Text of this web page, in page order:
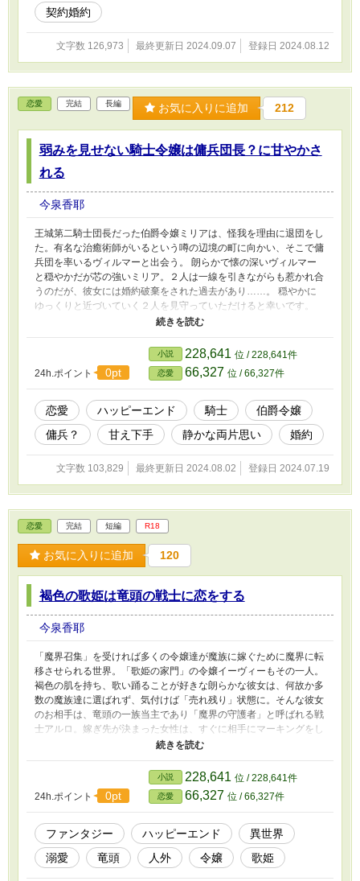
契約婚約
文字数 126,973 最終更新日 2024.09.07 登録日 2024.08.12
恋愛 完結 長編 お気に入りに追加 212
弱みを見せない騎士令嬢は傭兵団長？に甘やかさ
れる
今泉香耶
王城第二騎士団長だった伯爵令嬢ミリアは、怪我を理由に退団をし
た。有名な治癒術師がいるという噂の辺境の町に向かい、そこで傭
兵団を率いるヴィルマーと出会う。 朗らかで懐の深いヴィルマー
と穏やかだが芯の強いミリア。２人は一線を引きながらも惹かれ合
うのだが、彼女には婚約破棄をされた過去があり……。 穏やかに
ゆっくりと近づいていく２人を見守っていただけると幸いです。
※ベリーズカフェ様に同タイトルの完全版ではないものを掲載して
おります（内容は違います）
24h.ポイント 0pt
小説 228,641 位 / 228,641件
恋愛 66,327 位 / 66,327件
恋愛 ハッピーエンド 騎士
伯爵令嬢
傭兵？
甘え下手 静かな両片思い 婚約
文字数 103,829 最終更新日 2024.08.02 登録日 2024.07.19
恋愛 完結 短編 R18
お気に入りに追加 120
褐色の歌姫は竜頭の戦士に恋をする
今泉香耶
「魔界召集」を受ければ多くの令嬢達が魔族に嫁ぐために魔界に転
移させられる世界。「歌姫の家門」の令嬢イーヴィーもその一人。
褐色の肌を持ち、歌い踊ることが好きな朗らかな彼女は、何故か多
数の魔族達に選ばれず、気付けば「売れ残り」状態に。そんな彼女
のお相手は、竜頭の一族当主であり「魔界の守護者」と呼ばれる戦
士アルロ。嫁ぎ先が決まった女性は、すぐに相手にマーキングをし
てもらわなければ危険に晒されると話を聞いたが、どうやら竜人族
24h.ポイント 0pt
小説 228,641 位 / 228,641件
恋愛 66,327 位 / 66,327件
ファンタジー ハッピーエンド
異世界
溺愛
竜頭 人外 令嬢 歌姫